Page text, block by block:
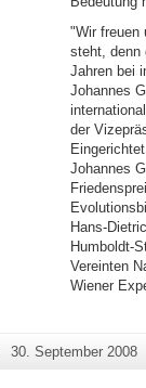
"Wir freuen
steht, denn
Jahren bei
Johannes
der
Johannes
Hans-
Humboldt-
Vereinten
Wiener
Letzte
30. September 2008